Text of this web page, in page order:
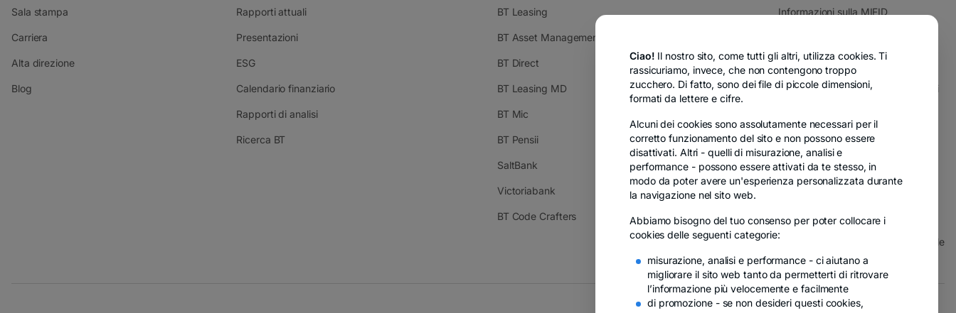
Sala stampa
Carriera
Alta direzione
Blog
Rapporti attuali
Presentazioni
ESG
Calendario finanziario
Rapporti di analisi
Ricerca BT
BT Leasing
BT Asset Management
BT Direct
BT Leasing MD
BT Mic
BT Pensii
SaltBank
Victoriabank
BT Code Crafters
Informazioni sulla MIFID
CSALB
Elenco delle banche corrispondenti
Termini e condizioni
Documenti utili
Sicurezza online
Supporto agli sviluppatori
Politica di divulgazione responsabile
Ciao! Il nostro sito, come tutti gli altri, utilizza cookies. Ti
rassicuriamo, invece, che non contengono troppo
zucchero. Di fatto, sono dei file di piccole dimensioni,
formati da lettere e cifre.
Alcuni dei cookies sono assolutamente necessariper il
corretto funzionamento del sito e non possono essere
disattivati. Altri -quelli di misurazione, analisi e
performance - possono essere attivati da te stesso, in
modo da poter avere un'esperienza personalizzata durante
la navigazione nel sito web.
Abbiamo bisogno del tuo consenso per poter collocare i
cookies delle seguenti categorie:
misurazione, analisi e performance- ci aiutano a
migliorare il sito web tanto da permetterti di ritrovare
l’informazione più velocemente e facilmente
di promozione - se non desideri questi cookies,